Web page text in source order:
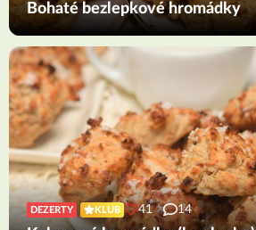
Bohaté bezlepkové hromádky
DEZERTY KLUB 41 14